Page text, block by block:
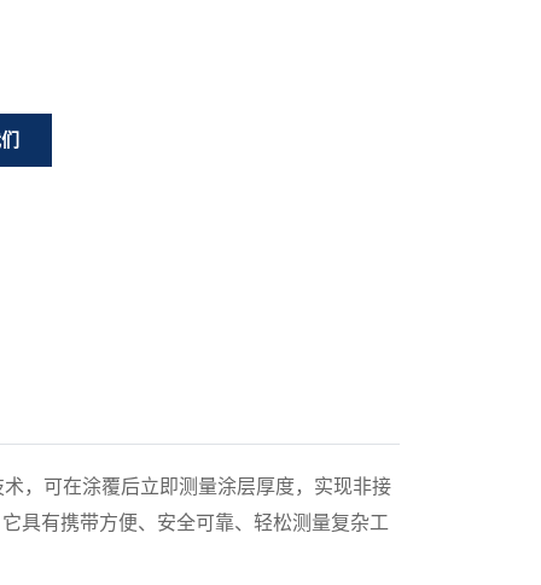
，可在涂覆后立即测量涂层厚度，实现非接
具有携带方便、安全可靠、轻松测量复杂工